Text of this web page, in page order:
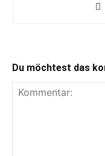
Du möchtest das